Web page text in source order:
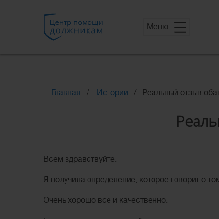
Меню
Главная Истории Реальный отзыв
Всем здравствуйте.
Я получила определение, которое говорит о
Очень хорошо все и качественно.